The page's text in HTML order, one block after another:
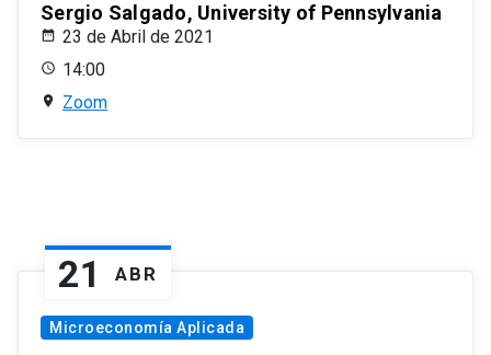
Sergio Salgado, University of Pennsylvania
23 de Abril de 2021
14:00
Zoom
21 ABR
Microeconomía Aplicada